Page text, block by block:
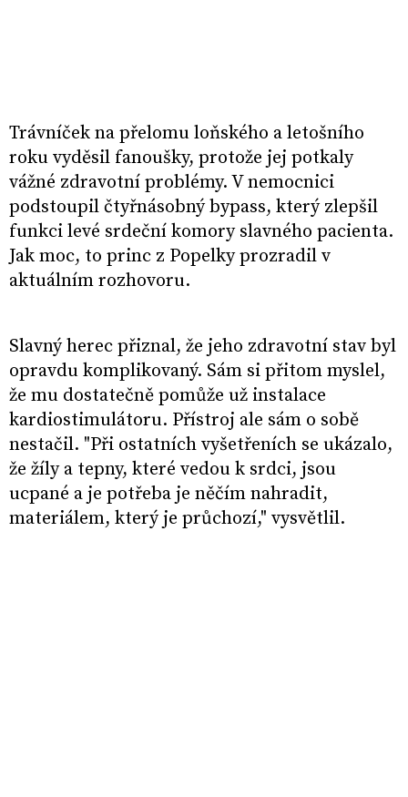
Trávníček na přelomu loňského a letošního
roku vyděsil fanoušky, protože jej potkaly
vážné zdravotní problémy. V nemocnici
podstoupil čtyřnásobný bypass, který zlepšil
funkci levé srdeční komory slavného pacienta.
Jak moc, to princ z Popelky prozradil v
aktuálním rozhovoru.
Slavný herec přiznal, že jeho zdravotní stav byl
opravdu komplikovaný. Sám si přitom myslel,
že mu dostatečně pomůže už instalace
kardiostimulátoru. Přístroj ale sám o sobě
nestačil. "Při ostatních vyšetřeních se ukázalo,
že žíly a tepny, které vedou k srdci, jsou
ucpané a je potřeba je něčím nahradit,
materiálem, který je průchozí," vysvětlil.